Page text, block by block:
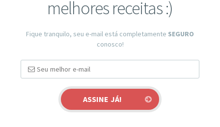
melhores receitas :)
Fique tranquilo, seu e-mail está completamente SEGURO
conosco!